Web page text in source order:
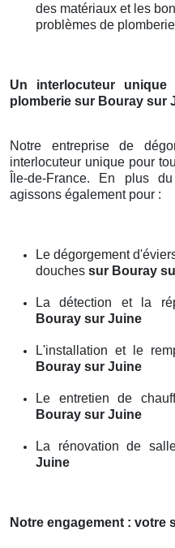
des matériaux et les
problèmes de
Un interlocuteur
plomberie sur Bouray sur
Notre entreprise de
interlocuteur unique pour
Île-de-France. En plus
agissons également pour :
Le dégorgement
douches sur Bouray
La détection et la
Bouray sur Juine
L'installation et le
Bouray sur Juine
Le entretien de
Bouray sur Juine
La rénovation de
Juine
Notre engagement : votre